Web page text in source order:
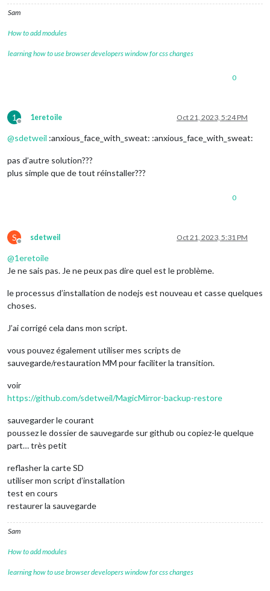
Sam
How to add modules
learning how to use browser developers window for css changes
0
1
Offline
1eretoile Oct 21, 2023, 5:24 PM
@sdetweil :anxious_face_with_sweat: :anxious_face_with_sweat:
pas d’autre solution???
plus simple que de tout réinstaller???
0
S
Offline
sdetweil Oct 21, 2023, 5:31 PM
@1eretoile
Je ne sais pas. Je ne peux pas dire quel est le problème.
le processus d’installation de nodejs est nouveau et casse quelques
choses.
J’ai corrigé cela dans mon script.
vous pouvez également utiliser mes scripts de
sauvegarde/restauration MM pour faciliter la transition.
voir
https://github.com/sdetweil/MagicMirror-backup-restore
sauvegarder le courant
poussez le dossier de sauvegarde sur github ou copiez-le quelque
part… très petit
reflasher la carte SD
utiliser mon script d’installation
test en cours
restaurer la sauvegarde
Sam
How to add modules
learning how to use browser developers window for css changes